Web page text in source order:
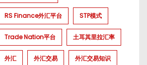
RS Finance外汇平台 STP模式
Trade Nation平台 土耳其里拉汇率
外汇 外汇交易 外汇交易知识